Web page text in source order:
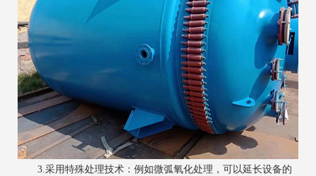
3.采用特殊处理技术：例如微弧氧化处理，可以延长设备的